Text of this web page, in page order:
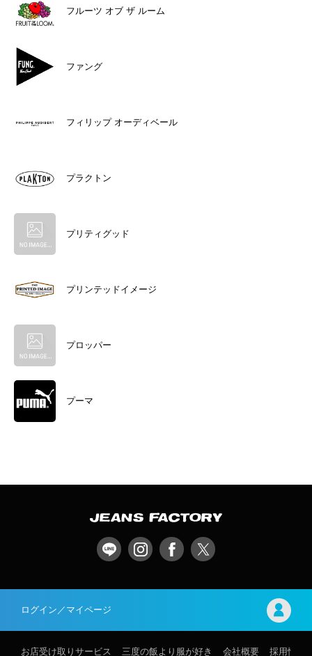
フルーツ オブ ザ ルーム
ファング
フィリップ オーディベール
プラクトン
プリティグッド
プリンテッドイメージ
プロッパー
プーマ
ログイン／マイページ
お店受け取りサービス 三度の飯より服が好き 会社概要 採用情報